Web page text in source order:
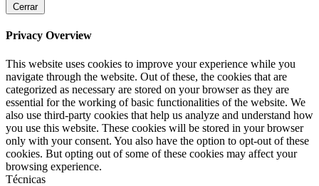
Cerrar
Privacy Overview
This website uses cookies to improve your experience while you
navigate through the website. Out of these, the cookies that are
categorized as necessary are stored on your browser as they are
essential for the working of basic functionalities of the website. We
also use third-party cookies that help us analyze and understand how
you use this website. These cookies will be stored in your browser
only with your consent. You also have the option to opt-out of these
cookies. But opting out of some of these cookies may affect your
browsing experience.
Técnicas